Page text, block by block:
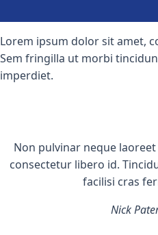
Lorem ipsum dolor sit amet,
Sem fringilla ut morbi
imperdiet.
Non pulvinar neque
consectetur libero id.
facilisi cras
Nick